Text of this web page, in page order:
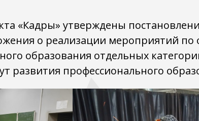
«Кадры» утверждены
о реализации мероприятий по
образования отдельных
профессионального